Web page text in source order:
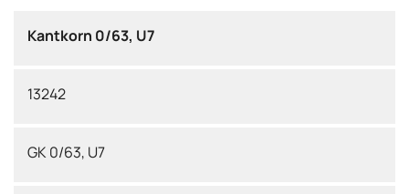
Kantkorn 0/63, U7
13242
GK 0/63, U7